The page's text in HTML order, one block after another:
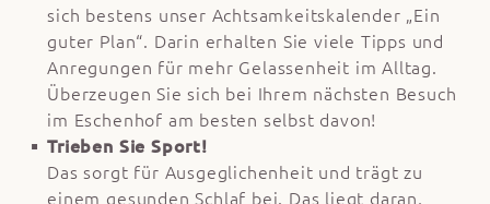
sich bestens unser Achtsamkeitskalender „Ein
guter Plan“. Darin erhalten Sie viele Tipps und
Anregungen für mehr Gelassenheit im Alltag.
Überzeugen Sie sich bei Ihrem nächsten Besuch
im Eschenhof am besten selbst davon!
Trieben Sie Sport!
Das sorgt für Ausgeglichenheit und trägt zu
einem gesunden Schlaf bei. Das liegt daran,